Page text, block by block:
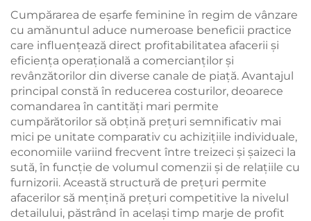
Cumpărarea de eșarfe feminine în regim de vânzare
cu amănuntul aduce numeroase beneficii practice
care influențează direct profitabilitatea afacerii și
eficiența operațională a comercianților și
revânzătorilor din diverse canale de piață. Avantajul
principal constă în reducerea costurilor, deoarece
comandarea în cantități mari permite
cumpărătorilor să obțină prețuri semnificativ mai
mici pe unitate comparativ cu achizițiile individuale,
economiile variind frecvent între treizeci și șaizeci la
sută, în funcție de volumul comenzii și de relațiile cu
furnizorii. Această structură de prețuri permite
afacerilor să mențină prețuri competitive la nivelul
detailului, păstrând în același timp marje de profit